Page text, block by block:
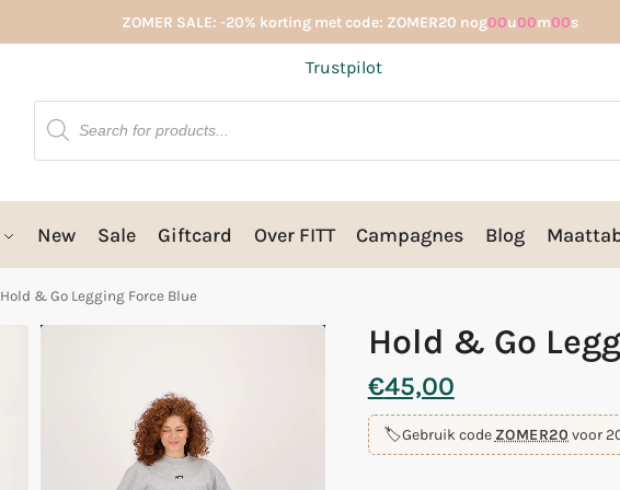
ZOMER SALE: -20% korting met code: ZOMER20 nog00u00m00s
Trustpilot
New Sale Giftcard Over FITT Campagnes Blog
Hold & Go Legging Force Blue
Hold & Go
€45,00
🏷️Gebruik code ZOMER20 voor